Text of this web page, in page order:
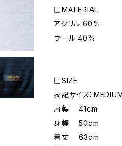
□MATERIAL
アクリル 60%
ウール 40%
□SIZE
表記サイズ：
肩幅 41cm
身幅 50cm
着丈 63cm